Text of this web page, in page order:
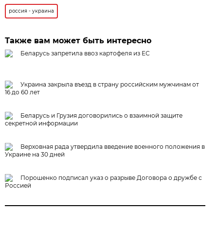
россия - украина
Также вам может быть интересно
Беларусь запретила ввоз картофеля из ЕС
Украина закрыла въезд в страну российским мужчинам от
16 до 60 лет
Беларусь и Грузия договорились о взаимной защите
секретной информации
Верховная рада утвердила введение военного положения в
Украине на 30 дней
Порошенко подписал указ о разрыве Договора о дружбе с
Россией